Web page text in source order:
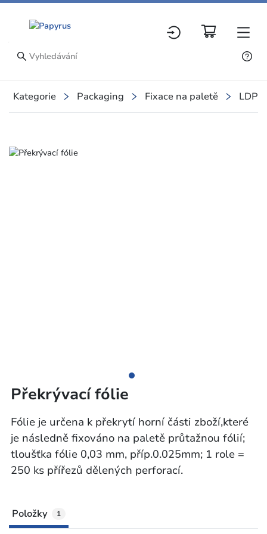
Kategorie Packaging Fixace na paletě
Slide 1 of 1
Překrývací fólie
Fólie je určena k překrytí horní části zboží,které
je následně fixováno na paletě průtažnou fólií;
tloušťka fólie 0,03 mm, příp.0.025mm; 1 role =
250 ks přířezů dělených perforací.
Položky 1